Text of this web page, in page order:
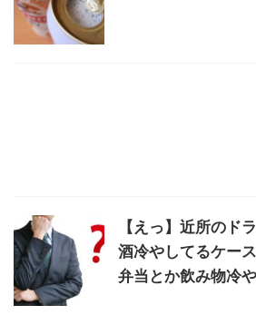
【えっ】近所のド
酒冷やしてるケー
弁当とか飲み物冷